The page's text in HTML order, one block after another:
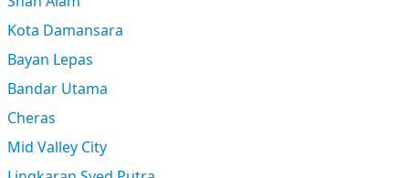
Kota Damansara
Bayan Lepas
Bandar Utama
Cheras
Mid Valley City